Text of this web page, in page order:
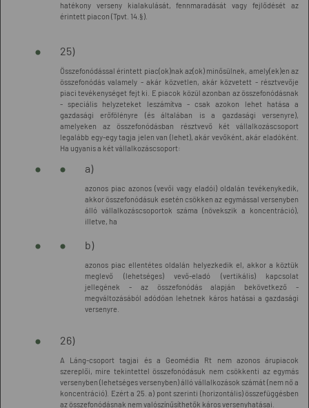
hatékony verseny kialakulását, fennmaradását vagy fejlődését az
érintett piacon (Tpvt. 14.§).
25)
Összefonódással érintett piac(ok)nak az(ok) minősülnek, amely(ek)en az
összefonódás valamely - akár közvetlen, akár közvetett - résztvevője
piaci tevékenységet fejt ki. E piacok közül azonban az összefonódásnak
- speciális helyzeteket leszámítva - csak azokon lehet hatása a
gazdasági erőfölényre (és általában is a gazdasági versenyre),
amelyeken az összefonódásban résztvevő két vállalkozáscsoport
legalább egy-egy tagja jelen van (lehet), akár vevőként, akár eladóként.
Ha ugyanis a két vállalkozáscsoport:
a)
azonos piac azonos (vevői vagy eladói) oldalán tevékenykedik,
akkor összefonódásuk esetén csökken az egymással versenyben
álló vállalkozáscsoportok száma (növekszik a koncentráció),
illetve, ha
b)
azonos piac ellentétes oldalán helyezkedik el, akkor a köztük
meglevő (lehetséges) vevő-eladó (vertikális) kapcsolat
jellegének - az összefonódás alapján bekövetkező -
megváltozásából adódóan lehetnek káros hatásai a gazdasági
versenyre.
26)
A Láng-csoport tagjai és a Geomédia Rt nem azonos árupiacok
szereplői, mire tekintettel összefonódásuk nem csökkenti az egymás
versenyben (lehetséges versenyben) álló vállalkozások számát (nem nő a
koncentráció). Ezért a 25. a) pont szerinti (horizontális) összefüggésben
az összefonódásnak nem valószínűsíthetők káros versenyhatásai.